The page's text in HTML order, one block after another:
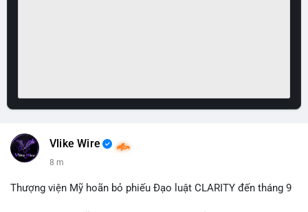
Vlike Wire
8 m
Thượng viện Mỹ hoãn bỏ phiếu Đạo luật CLARITY đến tháng 9